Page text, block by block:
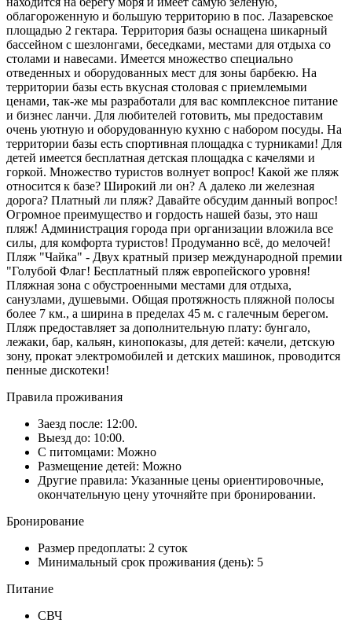
облагороженную и большую территорию в пос. Лазаревское
площадью 2 гектара. Территория базы оснащена шикарный
бассейном с шезлонгами, беседками, местами для отдыха со
столами и навесами. Имеется множество специально
отведенных и оборудованных мест для зоны барбекю. На
территории базы есть вкусная столовая с приемлемыми
ценами, так-же мы разработали для вас комплексное питание
и бизнес ланчи. Для любителей готовить, мы предоставим
очень уютную и оборудованную кухню с набором посуды. На
территории базы есть спортивная площадка с турниками! Для
детей имеется бесплатная детская площадка с качелями и
горкой. Множество туристов волнует вопрос! Какой же пляж
относится к базе? Широкий ли он? А далеко ли железная
дорога? Платный ли пляж? Давайте обсудим данный вопрос!
Огромное преимущество и гордость нашей базы, это наш
пляж! Администрация города при организации вложила все
силы, для комфорта туристов! Продуманно всё, до мелочей!
Пляж "Чайка" - Двух кратный призер международной премии
"Голубой Флаг! Бесплатный пляж европейского уровня!
Пляжная зона с обустроенными местами для отдыха,
санузлами, душевыми. Общая протяжность пляжной полосы
более 7 км., а ширина в пределах 45 м. с галечным берегом.
Пляж предоставляет за дополнительную плату: бунгало,
лежаки, бар, кальян, кинопоказы, для детей: качели, детскую
зону, прокат электромобилей и детских машинок, проводится
пенные дискотеки!
Правила проживания
Заезд после: 12:00.
Выезд до: 10:00.
С питомцами: Можно
Размещение детей: Можно
Другие правила: Указанные цены ориентировочные,
окончательную цену уточняйте при бронировании.
Бронирование
Размер предоплаты: 2 суток
Минимальный срок проживания (день): 5
Питание
СВЧ